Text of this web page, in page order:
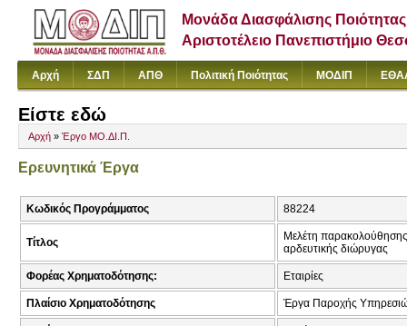
Μονάδα Διασφάλισης Ποιότητας
Αριστοτέλειο Πανεπιστήμιο
Αρχή ΣΔΠ ΑΠΘ Πολιτική Ποιότητας ΜΟΔΙΠ
Είστε εδώ
Αρχή » Έργο ΜΟ.ΔΙ.Π.
Ερευνητικά Έργα
Κωδικός Προγράμματος 88224
Τίτλος
Μελέτη
αρδευτικής διώρυγας
Φορέας Χρηματοδότησης: Εταιρίες
Πλαίσιο Χρηματοδότησης Έργα Παροχής